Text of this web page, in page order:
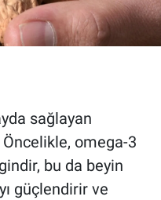
sağlayan
omega-3
bu da beyin
güçlendirir ve